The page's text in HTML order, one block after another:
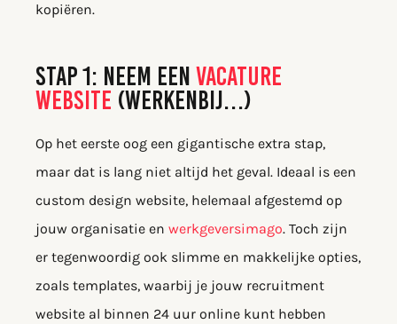
kopiëren.
STAP 1: NEEM EENVACATURE
WEBSITE (WERKENBIJ…)
Op het eerste oog een gigantische extra stap,
maar dat is lang niet altijd het geval. Ideaal is een
custom design website, helemaal afgestemd op
jouw organisatie en werkgeversimago. Toch zijn
er tegenwoordig ook slimme en makkelijke opties,
zoals templates, waarbij je jouw recruitment
website al binnen 24 uur online kunt hebben